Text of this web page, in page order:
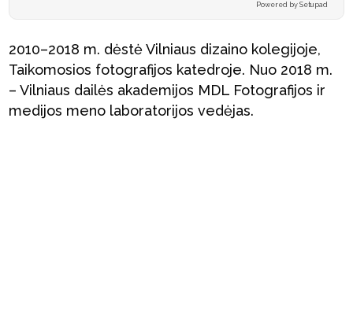
Powered by Setupad
2010–2018 m. dėstė Vilniaus dizaino kolegijoje,
Taikomosios fotografijos katedroje. Nuo 2018 m.
– Vilniaus dailės akademijos MDL Fotografijos ir
medijos meno laboratorijos vedėjas.